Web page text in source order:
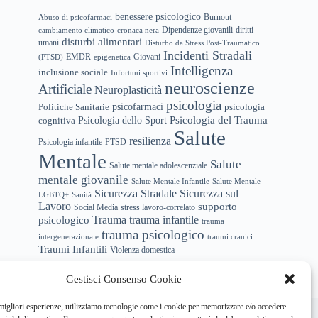
Gestisci Consenso Cookie
esperienze, utilizziamo tecnologie come i cookie per memorizzare e/o accedere
Abuso di psicofarmaci benessere psicologico Burnout
cambiamento climatico cronaca nera Dipendenze giovanili diritti
umani disturbi alimentari Disturbo da Stress Post-Traumatico
(PTSD) EMDR epigenetica Giovani Incidenti Stradali
inclusione sociale Infortuni sportivi Intelligenza
Artificiale Neuroplasticità neuroscienze
Politiche Sanitarie psicofarmaci psicologia psicologia
cognitiva Psicologia dello Sport Psicologia del Trauma
Psicologia infantile PTSD resilienza Salute
Mentale Salute mentale adolescenziale Salute
mentale giovanile Salute Mentale Infantile Salute Mentale
LGBTQ+ Sanità Sicurezza Stradale Sicurezza sul
Lavoro Social Media stress lavoro-correlato supporto
psicologico Trauma trauma infantile trauma
intergenerazionale trauma psicologico traumi cranici
Traumi Infantili Violenza domestica
siamo Newsletter Privacy Policy Cookie Policy